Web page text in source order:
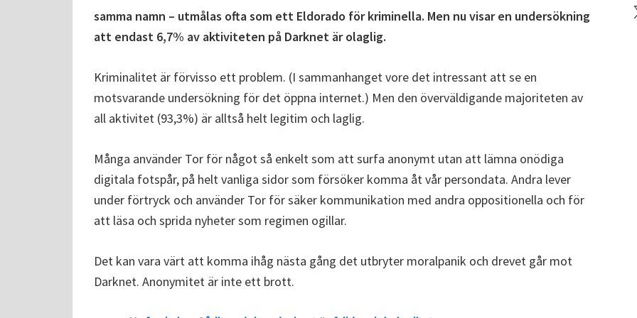
samma namn – utmålas ofta som ett Eldorado för kriminella. Men nu visar en undersökning
att endast 6,7% av aktiviteten på Darknet är olaglig.
Kriminalitet är förvisso ett problem. (I sammanhanget vore det intressant att se en
motsvarande undersökning för det öppna internet.) Men den överväldigande majoriteten av
all aktivitet (93,3%) är alltså helt legitim och laglig.
Många använder Tor för något så enkelt som att surfa anonymt utan att lämna onödiga
digitala fotspår, på helt vanliga sidor som försöker komma åt vår persondata. Andra lever
under förtryck och använder Tor för säker kommunikation med andra oppositionella och för
att läsa och sprida nyheter som regimen ogillar.
Det kan vara värt att komma ihåg nästa gång det utbryter moralpanik och drevet går mot
Darknet. Anonymitet är inte ett brott.